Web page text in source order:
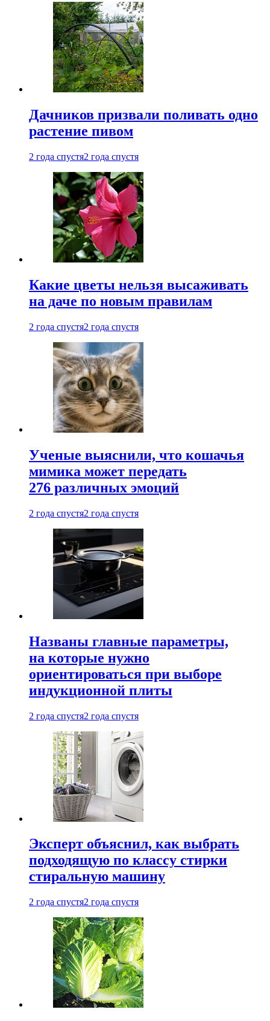
Дачников призвали поливать одно
растение пивом
2 года спустя2 года спустя
Какие цветы нельзя высаживать
на даче по новым правилам
2 года спустя2 года спустя
Ученые выяснили, что кошачья
мимика может передать
276 различных эмоций
2 года спустя2 года спустя
Названы главные параметры,
на которые нужно
ориентироваться при выборе
индукционной плиты
2 года спустя2 года спустя
Эксперт объяснил, как выбрать
подходящую по классу стирки
стиральную машину
2 года спустя2 года спустя